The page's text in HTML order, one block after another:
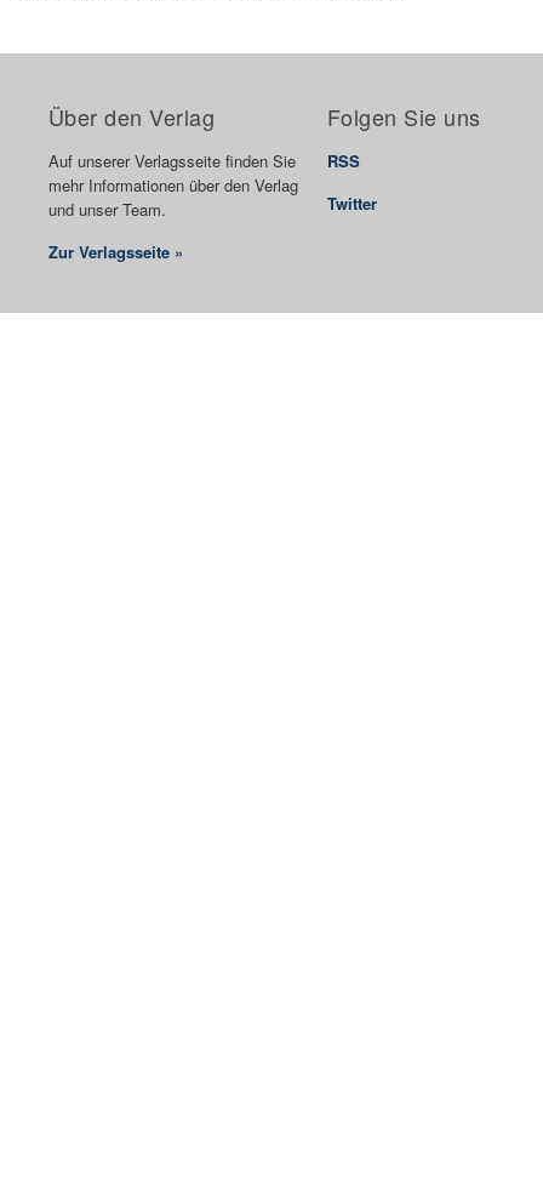
Über den Verlag
Auf unserer Verlagsseite finden Sie
mehr Informationen über den Verlag
und unser Team.
Zur Verlagsseite »
Folgen Sie uns
RSS
Twitter